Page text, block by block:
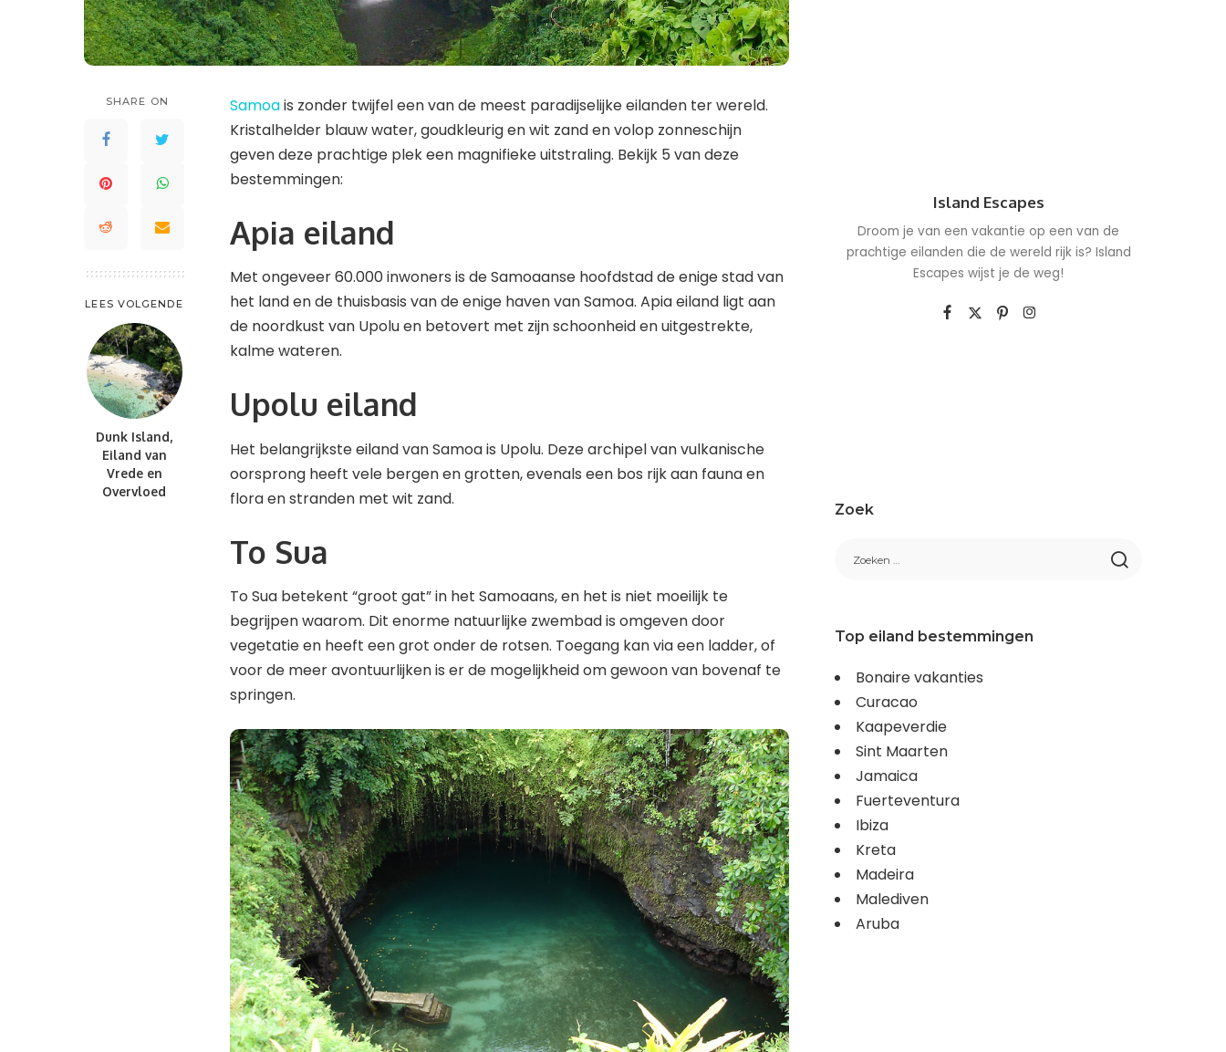
Saint Lucia
Saint-Barthélemy
St. Maarten en St. Martin
Trinidad en Tobago
Turks- en Caicoseilanden
Waddeneilanden
Trinidad en Tobago
Turks- en Caicoseilanden
SHARE ON
LEES VOLGENDE
Dunk Island,
Eiland van
Vrede en
Overvloed
Samoais zonder twijfel een van de meest paradijselijke eilanden ter wereld.
Kristalhelder blauw water, goudkleurig en wit zand en volop zonneschijn
geven deze prachtige plek een magnifieke uitstraling. Bekijk 5 van deze
bestemmingen:
Apia eiland
Met ongeveer 60.000 inwoners is de Samoaanse hoofdstad de enige stad van
het land en de thuisbasis van de enige haven van Samoa. Apia eiland ligt aan
de noordkust van Upolu en betovert met zijn schoonheid en uitgestrekte,
kalme wateren.
Upolu eiland
Het belangrijkste eiland van Samoa is Upolu. Deze archipel van vulkanische
oorsprong heeft vele bergen en grotten, evenals een bos rijk aan fauna en
flora en stranden met wit zand.
To Sua
To Sua betekent “groot gat” in het Samoaans, en het is niet moeilijk te
begrijpen waarom. Dit enorme natuurlijke zwembad is omgeven door
vegetatie en heeft een grot onder de rotsen. Toegang kan via een ladder, of
voor de meer avontuurlijken is er de mogelijkheid om gewoon van bovenaf te
springen.
Island Escapes
Droom je van een vakantie op een van de
prachtige eilanden die de wereld rijk is? Island
Escapes wijst je de weg!
Zoek
Top eiland bestemmingen
Bonaire vakanties
Curacao
Kaapeverdie
Sint Maarten
Jamaica
Fuerteventura
Ibiza
Kreta
Madeira
Malediven
Aruba